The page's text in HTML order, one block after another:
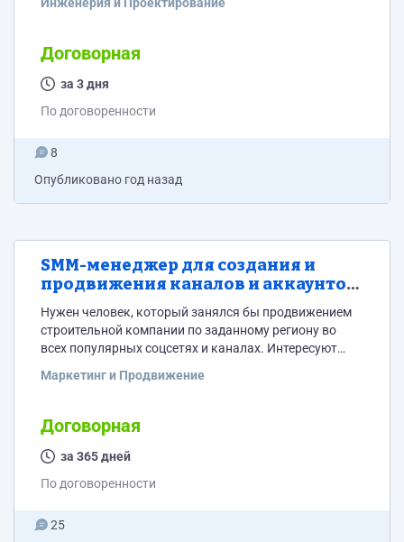
площадь должны быть вписаны внутри плана
помещения и разбивки по квадратным метрам. 2.
Визуальное изображение. План каждого этажа,
чертеж фасада с четырех сторон, рендеры не менее
двухэтажного дома...
Договорная
за 3 дня
По договоренности
8
Опубликовано год назад
SMM-менеджер для создания и
продвижения каналов и аккаунтов
в соцсетях
Нужен человек, который занялся бы продвижением
строительной компании по заданному региону во
всех популярных соцсетях и каналах. Интересуют
YouTube канал 4. RuTube канал 5. Telegram канал 6.
мы будем предоставлять. От Вас требуется
оформление страниц и каналов, выкладка постов,
сторис и иных материалов с написанием статей к ним
Маркетинг и Продвижение
Договорная
за 365 дней
По договоренности
25